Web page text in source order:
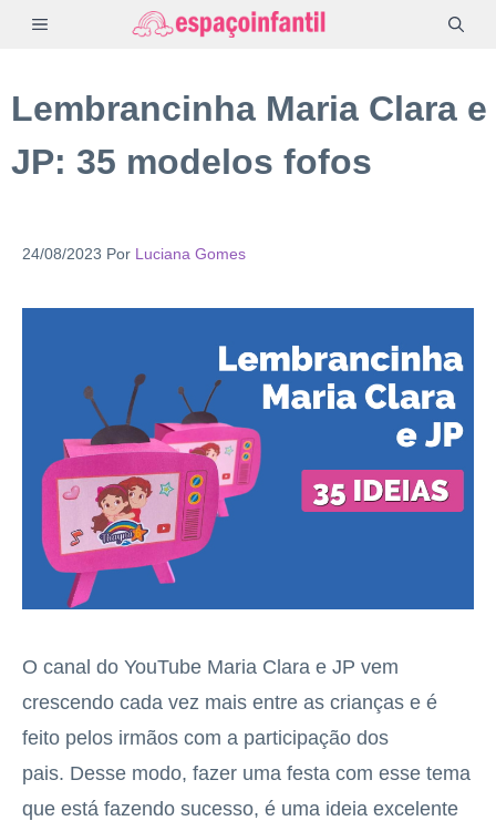
Pular
conteúdo
MENU
Lembrancinha Maria Clara e
JP: 35 modelos fofos
24/08/2023 Por Luciana Gomes
O canal do YouTube Maria Clara e JP vem
crescendo cada vez mais entre as crianças e é
feito pelos irmãos com a participação dos
pais. Desse modo, fazer uma festa com esse tema
que está fazendo sucesso, é uma ideia excelente